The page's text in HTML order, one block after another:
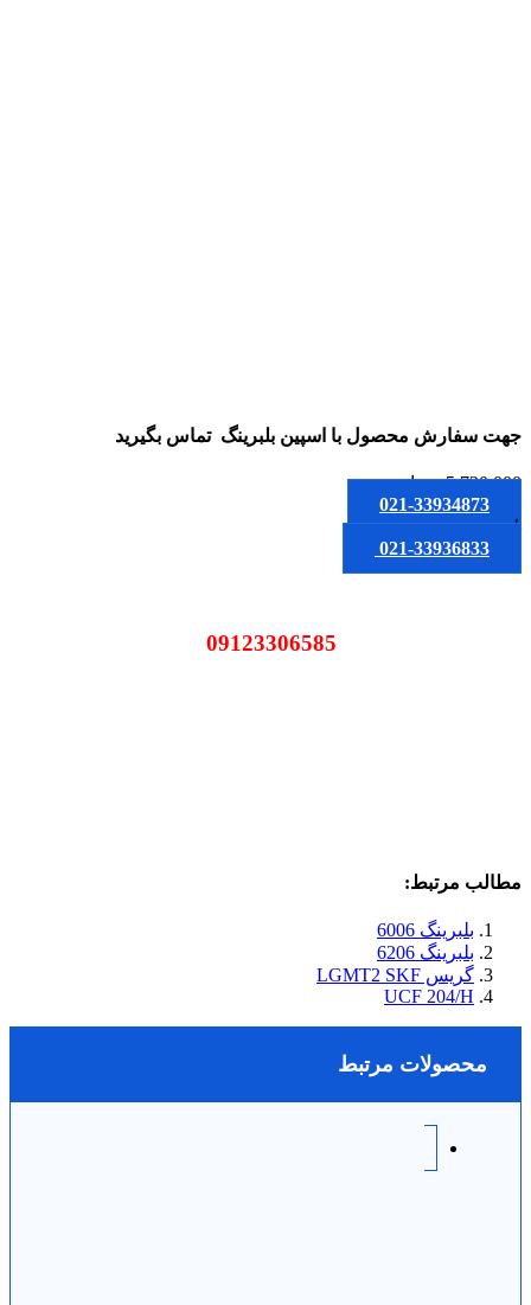
جهت سفارش محصول با اسپین بلبرینگ تماس بگیرید
5,720,000 تومان
021-33934873
یا
021-33936833
مطالب مرتبط:
بلبرینگ 6006
بلبرینگ 6206
گریس LGMT2 SKF
UCF 204/H
محصولات مرتبط